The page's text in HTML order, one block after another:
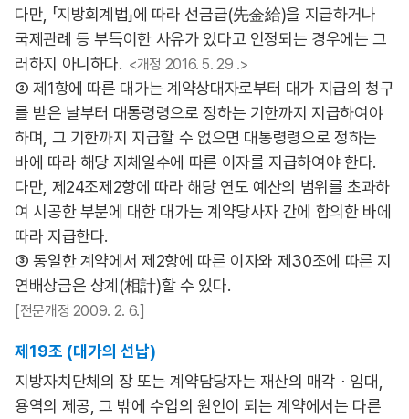
다만, 「지방회계법」에 따라 선금급(先金給)을 지급하거나
국제관례 등 부득이한 사유가 있다고 인정되는 경우에는 그
러하지 아니하다. <개정 2016. 5. 29 .>
② 제1항에 따른 대가는 계약상대자로부터 대가 지급의 청구
를 받은 날부터 대통령령으로 정하는 기한까지 지급하여야
하며, 그 기한까지 지급할 수 없으면 대통령령으로 정하는
바에 따라 해당 지체일수에 따른 이자를 지급하여야 한다.
다만, 제24조제2항에 따라 해당 연도 예산의 범위를 초과하
여 시공한 부분에 대한 대가는 계약당사자 간에 합의한 바에
따라 지급한다.
③ 동일한 계약에서 제2항에 따른 이자와 제30조에 따른 지
연배상금은 상계(相計)할 수 있다.
[전문개정 2009. 2. 6.]
제19조 (대가의 선납)
지방자치단체의 장 또는 계약담당자는 재산의 매각ㆍ임대,
용역의 제공, 그 밖에 수입의 원인이 되는 계약에서는 다른